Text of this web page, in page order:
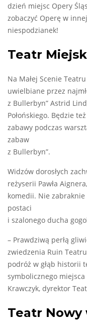
dzień miejsc Opery
zobaczyć Operę w
niespodzianek!
Teatr
Na Małej Scenie
uwielbiane przez
z Bullerbyn” Astrid
Połońskiego. Będzie
zabawy podczas
zabaw
z Bullerbyn”.
Widzów dorosłych
reżyserii Pawła
komedii. Nie
postaci
i szalonego ducha
– Prawdziwą perłą
zwiedzenia Ruin
podróż w głąb historii
symbolicznego
Krawczyk, dyrektor
Teatr Nowy